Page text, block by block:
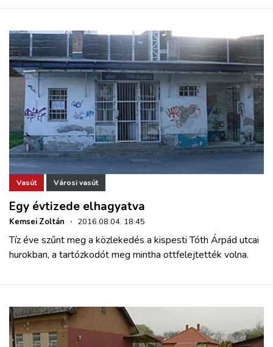
Vasút Városi vasút
Egy évtizede elhagyatva
Kemsei Zoltán · 2016.08.04. 18:45
Tíz éve szűnt meg a közlekedés a kispesti Tóth Árpád utcai
hurokban, a tartózkodót meg mintha ottfelejtették volna.